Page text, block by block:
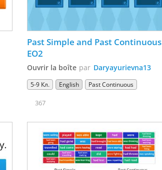
Past Simple and Past Continuous
EO2
Ouvrir la boîte par Daryayurievna13
5-9 Кл. English Past Continuous
367